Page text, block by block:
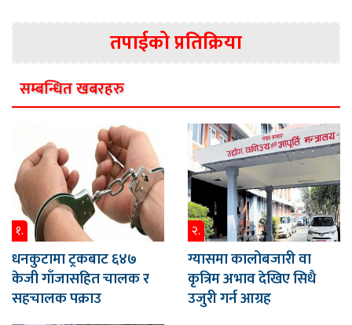
तपाईको प्रतिक्रिया
सम्बन्धित खबरहरु
१.
धनकुटामा ट्रकबाट ६४७
केजी गाँजासहित चालक र
सहचालक पक्राउ
२.
ग्यासमा कालोबजारी वा
कृत्रिम अभाव देखिए सिधै
उजुरी गर्न आग्रह